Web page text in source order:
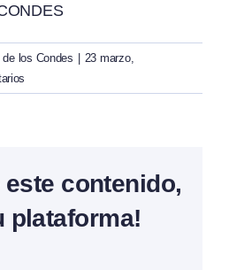
los Condes
23 marzo,
este contenido,
plataforma!